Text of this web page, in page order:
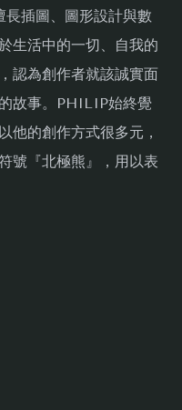
插圖、圖形設計與數
生活中的一切、自我的
認為創作者就該誠實面
故事。PHILIP始終覺
他的創作方式很多元，
號『北極熊』，用以表